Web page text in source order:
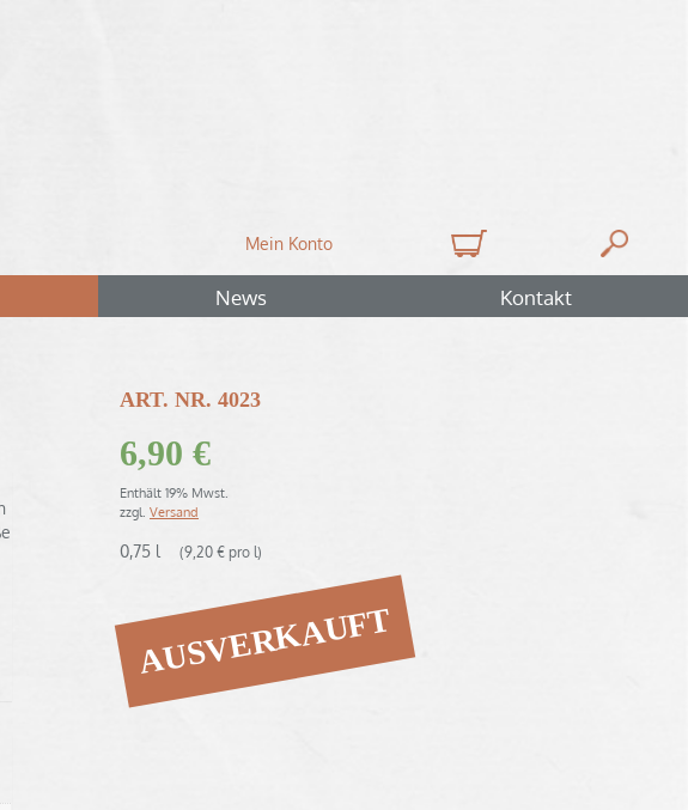
Mein Konto
News Kontakt
ART. NR. 4023
6,90 €
Enthält 19% Mwst.
zzgl. Versand
0,75 l (9,20 € pro l)
AUSVERKAUFT